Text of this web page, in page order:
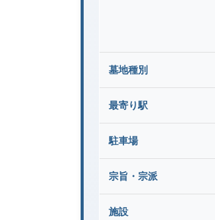
墓地種別
最寄り駅
駐車場
宗旨・宗派
施設